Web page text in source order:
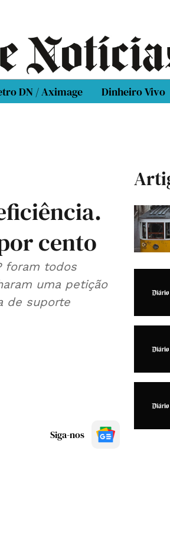
DN / Aximage Dinheiro Vivo
cento
foram todos
uma petição
de suporte
Siga-nos